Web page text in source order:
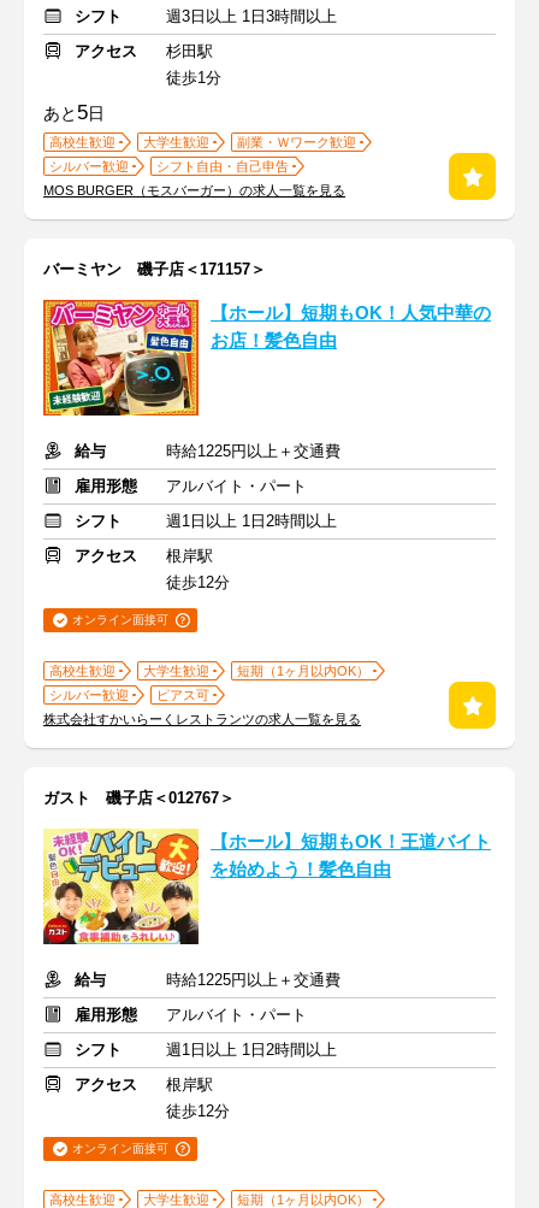
シフト
週3日以上 1日3時間以上
アクセス
杉田駅
徒歩1分
あと 5日
高校生歓迎 大学生歓迎
副業・Ｗワーク歓迎
シルバー歓迎
シフト自由・自己申告
MOS BURGER（モスバーガー）の求人一覧を見る
バーミヤン 磯子店＜171157＞
【ホール】短期もOK！人気中華の
お店！髪色自由
給与
時給1225円以上＋交通費
雇用形態
アルバイト・パート
シフト
週1日以上 1日2時間以上
アクセス
根岸駅
徒歩12分
オンライン面接可
高校生歓迎 大学生歓迎
短期（1ヶ月以内OK）
シルバー歓迎
ピアス可
株式会社すかいらーくレストランツの求人一覧を見る
ガスト 磯子店＜012767＞
【ホール】短期もOK！王道バイト
を始めよう！髪色自由
給与
時給1225円以上＋交通費
雇用形態
アルバイト・パート
シフト
週1日以上 1日2時間以上
アクセス
根岸駅
徒歩12分
オンライン面接可
高校生歓迎 大学生歓迎
短期（1ヶ月以内OK）